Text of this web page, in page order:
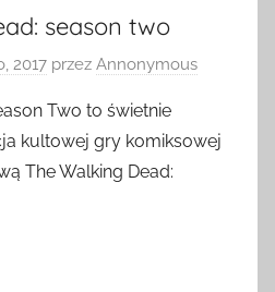
season two
2017 przez Annonymous
Two to świetnie
kultowej gry komiksowej
The Walking Dead: